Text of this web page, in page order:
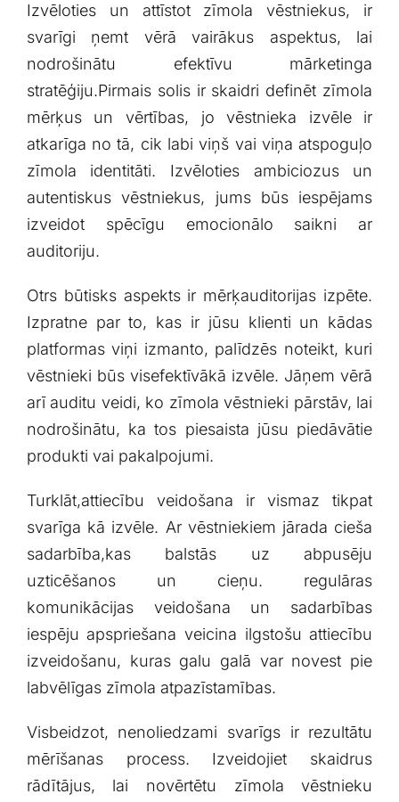
Izvēloties ⁣un ⁣attīstot zīmola​ vēstniekus, ir
⁤svarīgi⁣ ņemt vērā ⁤vairākus aspektus, lai⁤
nodrošinātu efektīvu ⁤mārketinga
stratēģiju.Pirmais ⁤solis ir skaidri definēt zīmola
mērķus un vērtības, jo vēstnieka izvēle‍ ir
atkarīga no‌ tā, cik⁢ labi viņš vai viņa atspoguļo
zīmola‌ identitāti. Izvēloties ⁤ambiciozus un
autentiskus vēstniekus, jums būs iespējams
izveidot spēcīgu emocionālo saikni ar
‍auditoriju.
Otrs būtisks ‌aspekts ir mērķauditorijas izpēte.⁣
Izpratne ​par to, kas‌ ir⁢ jūsu klienti un kādas
platformas ​viņi izmanto, ⁤palīdzēs noteikt, kuri
⁢vēstnieki būs visefektīvākā izvēle.‍ Jāņem vērā
arī auditu veidi, ko zīmola vēstnieki pārstāv, lai
nodrošinātu, ka tos piesaista jūsu piedāvātie
produkti vai pakalpojumi.
Turklāt,attiecību veidošana ir‌ vismaz tikpat
svarīga kā ⁢izvēle. Ar vēstniekiem ⁢jārada ⁢cieša
sadarbība,kas​ balstās uz abpusēju
uzticēšanos un cieņu. regulāras
komunikācijas veidošana un sadarbības
iespēju⁢ apspriešana veicina ilgstošu attiecību⁣
izveidošanu,⁢ kuras galu galā var novest ​pie
labvēlīgas zīmola atpazīstamības.
Visbeidzot, nenoliedzami svarīgs ir⁤ rezultātu⁣
mērīšanas process. Izveidojiet skaidrus⁢
rādītājus,‌ lai novērtētu⁣ zīmola vēstnieku